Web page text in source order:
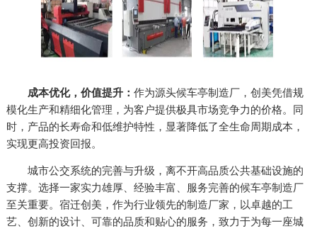
成本优化，价值提升： 作为源头候车亭制造厂，创美凭借规
模化生产和精细化管理，为客户提供极具市场竞争力的价格。同
时，产品的长寿命和低维护特性，显著降低了全生命周期成本，
实现更高投资回报。
城市公交系统的完善与升级，离不开高品质公共基础设施的
支撑。选择一家实力雄厚、经验丰富、服务完善的候车亭制造厂
至关重要。宿迁创美，作为行业领先的制造厂家，以卓越的工
艺、创新的设计、可靠的品质和贴心的服务，致力于为每一座城